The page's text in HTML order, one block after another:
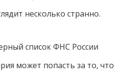
несколько странно.
список ФНС России
может попасть за то, что